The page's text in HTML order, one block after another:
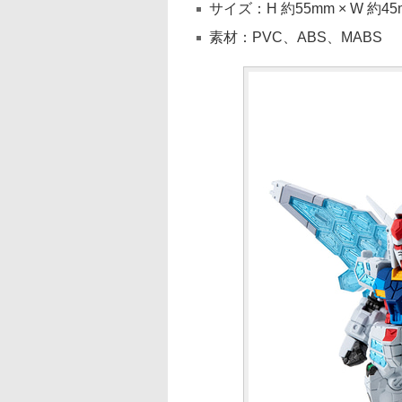
サイズ：H 約55mm × W 約
素材：PVC、ABS、MABS